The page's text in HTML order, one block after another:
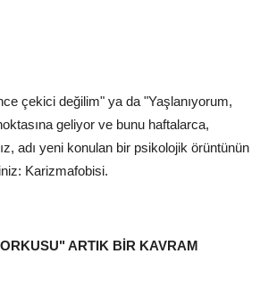
çekici değilim" ya da "Yaşlanıyorum,
geliyor ve bunu haftalarca,
adı yeni konulan bir psikolojik örüntünün
Karizmafobisi.
ARTIK BİR KAVRAM